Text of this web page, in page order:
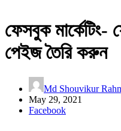
ফেসবুক
পেইজ তৈরি করুন
Md Shouvikur
May 29, 2021
Facebook